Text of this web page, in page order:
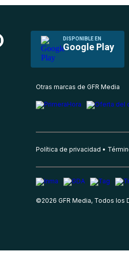
DISPONIBLE EN
Google Play
Otras marcas de GFR Media
Política de privacidad
©2026 GFR Media, Todos los